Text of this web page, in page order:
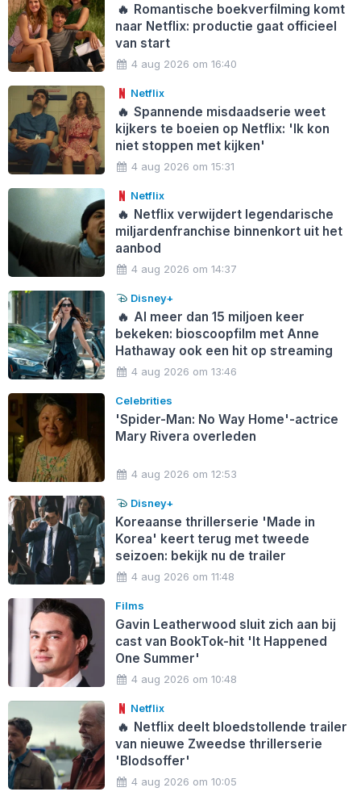
🔥 Romantische boekverfilming komt
naar Netflix: productie gaat officieel
van start
4 aug 2026 om 16:40
Netflix
🔥 Spannende misdaadserie weet
kijkers te boeien op Netflix: 'Ik kon
niet stoppen met kijken'
4 aug 2026 om 15:31
Netflix
🔥 Netflix verwijdert legendarische
miljardenfranchise binnenkort uit het
aanbod
4 aug 2026 om 14:37
Disney+
🔥 Al meer dan 15 miljoen keer
bekeken: bioscoopfilm met Anne
Hathaway ook een hit op streaming
4 aug 2026 om 13:46
Celebrities
'Spider-Man: No Way Home'-actrice
Mary Rivera overleden
4 aug 2026 om 12:53
Disney+
Koreaanse thrillerserie 'Made in
Korea' keert terug met tweede
seizoen: bekijk nu de trailer
4 aug 2026 om 11:48
Films
Gavin Leatherwood sluit zich aan bij
cast van BookTok-hit 'It Happened
One Summer'
4 aug 2026 om 10:48
Netflix
🔥 Netflix deelt bloedstollende trailer
van nieuwe Zweedse thrillerserie
'Blodsoffer'
4 aug 2026 om 10:05